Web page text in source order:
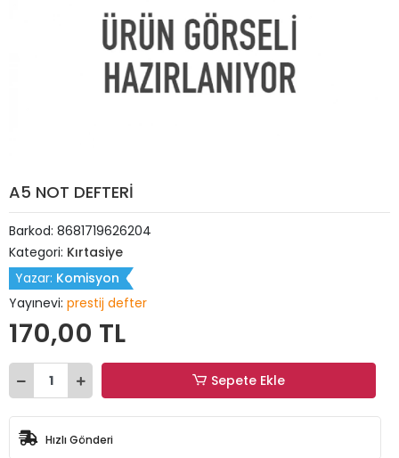
A5 NOT DEFTERİ
Barkod: 8681719626204
Kategori: Kırtasiye
Yazar: Komisyon
Yayınevi: prestij defter
170,00 TL
Sepete Ekle
Hızlı Gönderi